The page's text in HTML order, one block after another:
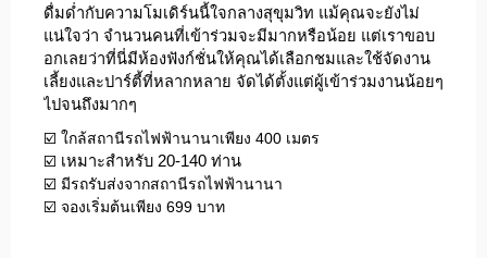
ดื่มด่ำกับความโมเดิร์นนี้ใจกลางสุขุมวิท แม้คุณจะยังไม่
แน่ใจว่า จำนวนคนที่เข้าร่วมจะมีมากหรือน้อย แต่เราขอบ
อกเลยว่าที่นี่มีห้องฟังก์ชั่นให้คุณได้เลือกชมและใช้จัดงาน
เลี้ยงและปาร์ตี้ที่หลากหลาย จัดได้ตั้งแต่ผู้เข้าร่วมงานน้อยๆ
ไปจนถึงมากๆ
☑️ ใกล้สถานีรถไฟฟ้านานาเพียง 400 เมตร
☑️ เหมาะสำหรับ 20-140 ท่าน
☑️ มีรถรับส่งจากสถานีรถไฟฟ้านานา
☑️ จองเริ่มต้นเพียง 699 บาท